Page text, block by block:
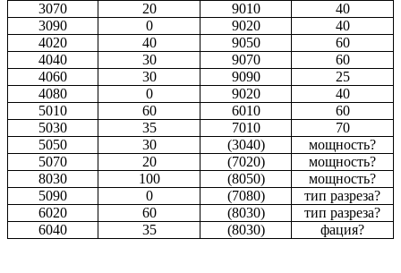
3070
20 9010
40
3090
0 9020
40
4020
40 9050
60
4040
30 9070
60
4060
30 9090
25
4080
0 9020
40
5010
60 6010
60
5030
35 7010
70
5050
30 (3040)
мощность?
5070
20 (7020)
мощность?
8030
100 (8050)
мощность?
5090
0 (7080)
тип разреза?
6020
60 (8030)
тип разреза?
6040
35 (8030) фация?